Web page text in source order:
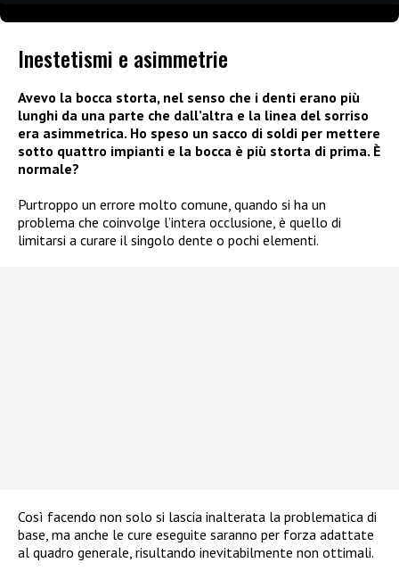
Inestetismi e asimmetrie
Avevo la bocca storta, nel senso che i denti erano più
lunghi da una parte che dall’altra e la linea del sorriso
era asimmetrica. Ho speso un sacco di soldi per mettere
sotto quattro impianti e la bocca è più storta di prima. È
normale?
Purtroppo un errore molto comune, quando si ha un
problema che coinvolge l’intera occlusione, è quello di
limitarsi a curare il singolo dente o pochi elementi.
Così facendo non solo si lascia inalterata la problematica di
base, ma anche le cure eseguite saranno per forza adattate
al quadro generale, risultando inevitabilmente non ottimali.